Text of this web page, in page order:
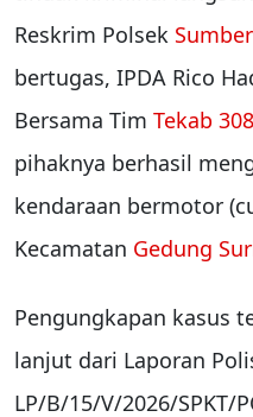
Reskrim Polsek
bertugas, IPDA Rico
Bersama Tim Tekab 308
pihaknya berhasil
kendaraan bermotor
Kecamatan Gedung
Pengungkapan kasus
lanjut dari Laporan
LP/B/15/V/2026/SPKT/